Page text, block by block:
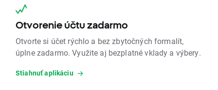
Otvorenie účtu zadarmo
Otvorte si účet rýchlo a bez zbytočných formalít,
úplne zadarmo. Využite aj bezplatné vklady a výbery.
Stiahnuť aplikáciu